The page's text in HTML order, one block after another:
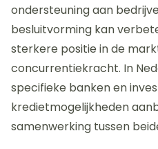
ondersteuning aan
besluitvorming kan
sterkere positie in de
concurrentiekracht. In
specifieke banken en
kredietmogelijkheden
samenwerking tussen